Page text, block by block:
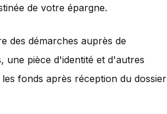
de votre épargne.
des démarches auprès de
une pièce d'identité et d'autres
fonds après réception du dossier